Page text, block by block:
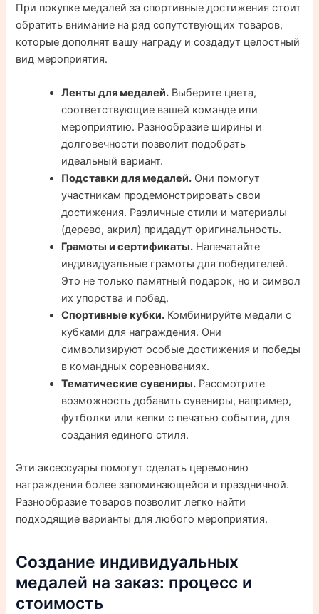
При покупке медалей за спортивные достижения стоит
обратить внимание на ряд сопутствующих товаров,
которые дополнят вашу награду и создадут целостный
вид мероприятия.
Ленты для медалей. Выберите цвета,
соответствующие вашей команде или
мероприятию. Разнообразие ширины и
долговечности позволит подобрать
идеальный вариант.
Подставки для медалей. Они помогут
участникам продемонстрировать свои
достижения. Различные стили и материалы
(дерево, акрил) придадут оригинальность.
Грамоты и сертификаты. Напечатайте
индивидуальные грамоты для победителей.
Это не только памятный подарок, но и символ
их упорства и побед.
Спортивные кубки. Комбинируйте медали с
кубками для награждения. Они
символизируют особые достижения и победы
в командных соревнованиях.
Тематические сувениры. Рассмотрите
возможность добавить сувениры, например,
футболки или кепки с печатью события, для
создания единого стиля.
Эти аксессуары помогут сделать церемонию
награждения более запоминающейся и праздничной.
Разнообразие товаров позволит легко найти
подходящие варианты для любого мероприятия.
Создание индивидуальных
медалей на заказ: процесс и
стоимость